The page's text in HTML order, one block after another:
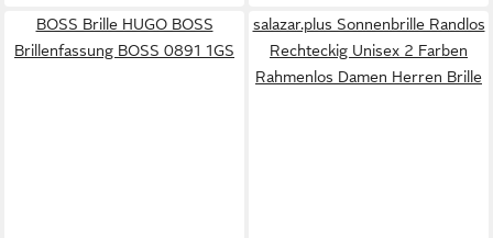
BOSS Brille HUGO BOSS
Brillenfassung BOSS 0891 1GS
salazar.plus Sonnenbrille Randlos
Rechteckig Unisex 2 Farben
Rahmenlos Damen Herren Brille